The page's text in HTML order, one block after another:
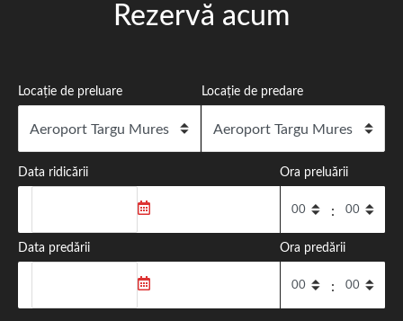
Rent a Car Târgu Mureș
flotă modernă și prețuri corecte. Preluare rapidă din
Aeroportul Transilvania.
Rezervă acum
Locație de preluare Locație de predare
Data ridicării Ora preluării
:
Data predării Ora predării
: